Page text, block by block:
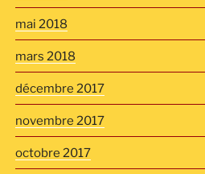
mai 2018
mars 2018
décembre 2017
novembre 2017
octobre 2017